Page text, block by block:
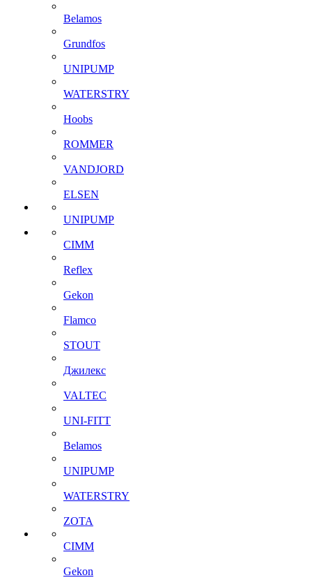
Belamos
Grundfos
UNIPUMP
WATERSTRY
Hoobs
ROMMER
VANDJORD
ELSEN
UNIPUMP
CIMM
Reflex
Gekon
Flamco
STOUT
Джилекс
VALTEC
UNI-FITT
Belamos
UNIPUMP
WATERSTRY
ZOTA
CIMM
Gekon